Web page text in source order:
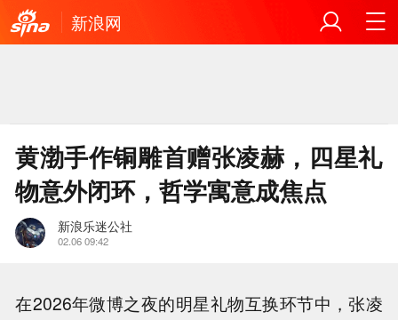
新浪网
黄渤手作铜雕首赠张凌赫，四星礼
物意外闭环，哲学寓意成焦点
新浪乐迷公社
02.06 09:42
在2026年微博之夜的明星礼物互换环节中，张凌